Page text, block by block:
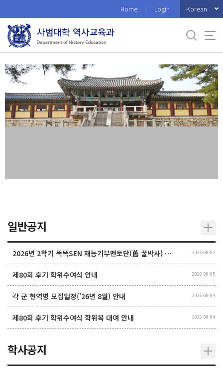
로
메
뉴
Home Login Korean
일반공지
2026년 2학기 똑똑SEN 재능기부멘토단(舊 꿀박사) 모집 안내 2026-08-05
제80회 후기 학위수여식 안내 2026-08-05
각 군 현역병 모집일정(’26년 8월) 안내 2026-08-04
제80회 후기 학위수여식 학위복 대여 안내 2026-08-04
학사공지